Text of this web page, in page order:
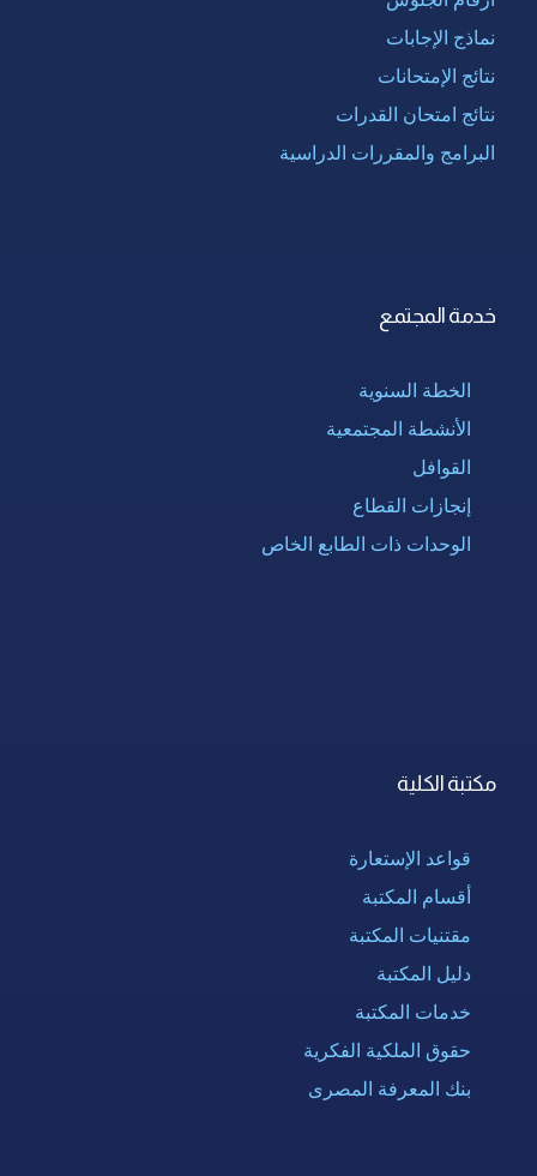
نماذج الإجابات
نتائج الإمتحانات
نتائج امتحان القدرات
البرامج والمقررات الدراسية
خدمة المجتمع
الخطة السنوية
الأنشطة المجتمعية
القوافل
إنجازات القطاع
الوحدات ذات الطابع الخاص
مكتبة الكلية
قواعد الإستعارة
أقسام المكتبة
مقتنيات المكتبة
دليل المكتبة
خدمات المكتبة
حقوق الملكية الفكرية
بنك المعرفة المصرى